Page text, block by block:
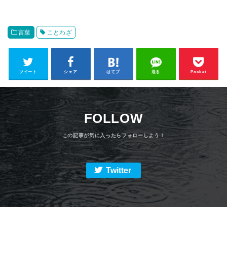
言葉 ことわざ
ツイート シェア はてブ 送る Pocket
FOLLOW
Twitter